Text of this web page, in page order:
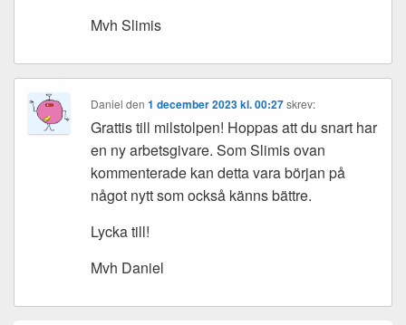
Mvh Slimis
Daniel den1 december 2023 kl. 00:27 skrev:
Grattis till milstolpen! Hoppas att du snart har
en ny arbetsgivare. Som Slimis ovan
kommenterade kan detta vara början på
något nytt som också känns bättre.
Lycka till!
Mvh Daniel